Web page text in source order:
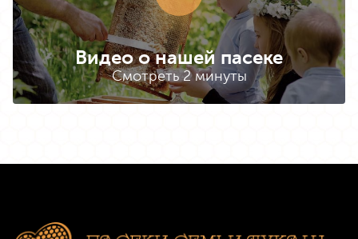
Видео о нашей пасеке
Смотреть 2 минуты